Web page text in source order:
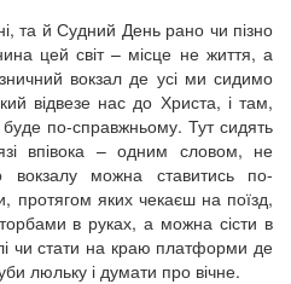
та й Судний День рано чи пізно
цей світ – місце не життя, а
вокзал де усі ми сидимо
відвезе нас до Христа, і там,
буде по-справжньому. Тут сидять
впівока – одним словом, не
можна ставитись по-
протягом яких чекаєш на поїзд,
в руках, а можна сісти в
чи стати на краю платформи де
люльку і думати про вічне.